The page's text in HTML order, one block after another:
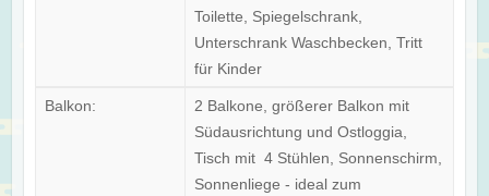
Toilette, Spiegelschrank,
Unterschrank Waschbecken, Tritt
für Kinder
Balkon:
2 Balkone, größerer Balkon mit
Südausrichtung und Ostloggia,
Tisch mit 4 Stühlen, Sonnenschirm,
Sonnenliege - ideal zum